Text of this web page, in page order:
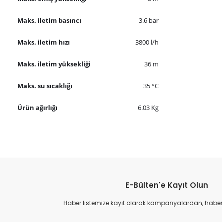
Maks. iletim basıncı 3.6 bar
Maks. iletim hızı 3800 l/h
Maks. iletim yüksekliği 36 m
Maks. su sıcaklığı 35 °C
Ürün ağırlığı 6.03 Kg
Ürün resmi kalitesiz, bozuk veya görüntülenemiyor.
Ürün açıklamasında eksik bilgiler bulunuyor.
E-Bülten'e Kayıt Olun
Haber listemize kayıt olarak kampanyalardan,